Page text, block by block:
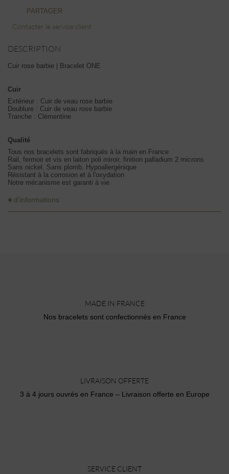
PARTAGER
Contacter le service client
DESCRIPTION
Cuir rose barbie | Bracelet ONE
Cuir
Extérieur : Cuir de veau rose barbie
Doublure : Cuir de veau rose barbie
Tranche : Clémentine
Qualité
Tous nos bracelets sont fabriqués à la main en France
Rail, fermoir et vis en laiton poli miroir, finition palladium 2 microns
Sans nickel. Sans plomb. Hypoallergénique
Résistant à la corrosion et à l'oxydation
Notre mécanisme est garanti à vie
d’informations
MADE IN FRANCE
Nos bracelets sont confectionnés en France
LIVRAISON OFFERTE
3 à 4 jours ouvrés en France – Livraison offerte en Europe
SERVICE CLIENT